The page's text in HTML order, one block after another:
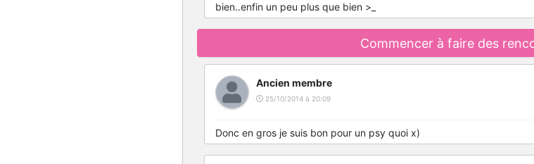
bien..enfin un peu plus que bien >_
Commencer à faire des
Ancien membre
25/10/2014 à 20:09
Donc en gros je suis bon pour un psy quoi x)